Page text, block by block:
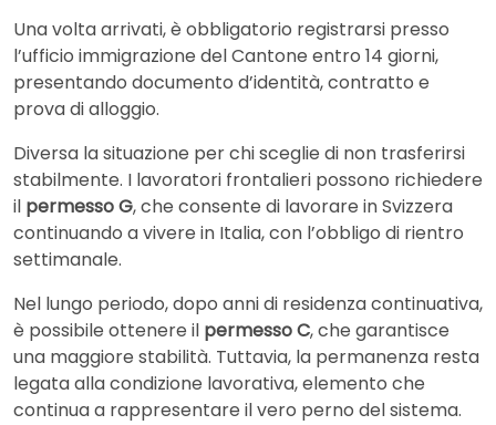
Una volta arrivati, è obbligatorio registrarsi presso
l’ufficio immigrazione del Cantone entro 14 giorni,
presentando documento d’identità, contratto e
prova di alloggio.
Diversa la situazione per chi sceglie di non trasferirsi
stabilmente. I lavoratori frontalieri possono richiedere
il permesso G, che consente di lavorare in Svizzera
continuando a vivere in Italia, con l’obbligo di rientro
settimanale.
Nel lungo periodo, dopo anni di residenza continuativa,
è possibile ottenere il permesso C, che garantisce
una maggiore stabilità. Tuttavia, la permanenza resta
legata alla condizione lavorativa, elemento che
continua a rappresentare il vero perno del sistema.